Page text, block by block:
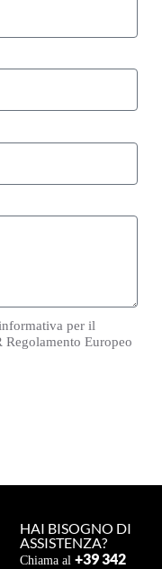
per il
Regolamento Europeo
HAI BISOGNO DI
ASSISTENZA?
Chiama al +39 342